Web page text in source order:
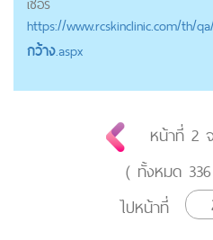
https://www.rcskinclinic.com/th/
กว้าง.aspx
หน้าที่ 2
( ทั้งหมด 336
ไปหน้าที่